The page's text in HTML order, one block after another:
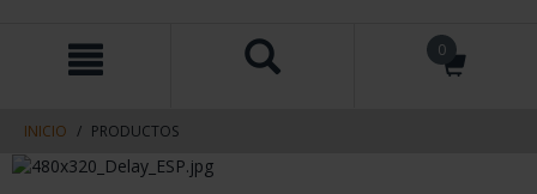
contenido
navegacin
0
INICIO PRODUCTOS